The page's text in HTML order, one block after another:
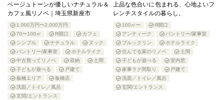
ベージュトーンが優しいナチュラル＆
カフェ風リノベ｜埼玉県新座市
1,000万円〜2,000万円
70〜100㎡
R開口
カフェ
シンプル
ナチュラル
ヌック
パントリー/家事室
ホテルライク
中古買ってリノベ
収納
土間
子どもが遊べる
戸建て
板橋エリア
板橋店
洗面／トイレ／風呂
玄関/エントランス
上品な色合いに包まれる、心地よいフ
レンチスタイルの暮らし。
100㎡〜
R開口
アンティーク
パントリー/家事室
ブルックリン
ホテルライク
住んでる家のリノベ
土間
子どもが遊べる
室内窓
家事ラク間取り
戸建て
洗面／トイレ／風呂
玄関/エントランス